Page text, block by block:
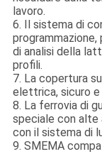
lavoro.
6.
Il sistema di
programmazione,
di analisi della
profili.
7. La copertura
elettrica, sicuro e
8. La ferrovia di
speciale con alte
con il sistema di
9. SMEMA